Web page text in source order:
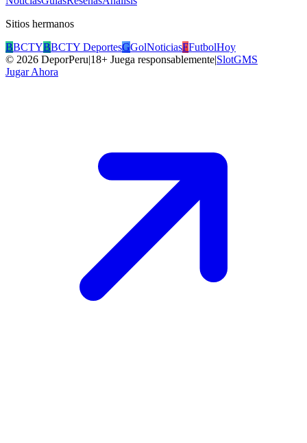
Sitios hermanos
BBCTYBBCTY DeportesGGolNoticiasFFutbolHoy
© 2026 DeporPeru|18+ Juega responsablemente|SlotGMS
Jugar Ahora